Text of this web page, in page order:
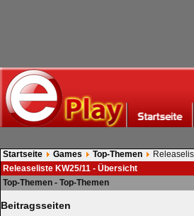
Startseite Games Top-Themen
Releaseliste KW25/11 - Übersicht
Top-Themen - Top-Themen
Beitragsseiten